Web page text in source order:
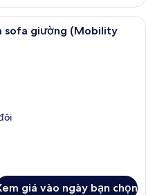
khu vực làm việc phù hợp cho
sofa giường (Mobility
giá vào ngày bạn chọn